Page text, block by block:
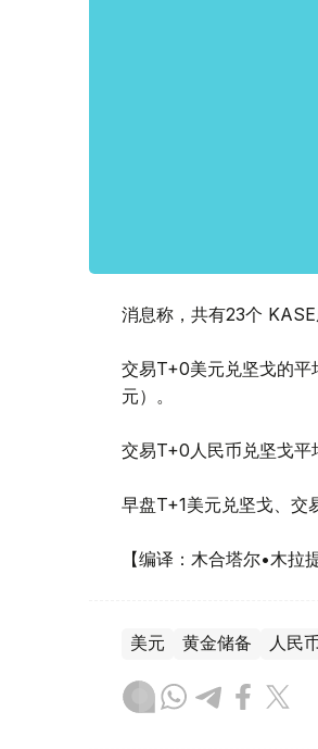
消息称，共有23个 KASE
交易T+0美元兑坚戈的
元）。
交易T+0人民币兑坚戈平
早盘T+1美元兑坚戈、交
【编译：木合塔尔•木拉提
美元 黄金储备 人民